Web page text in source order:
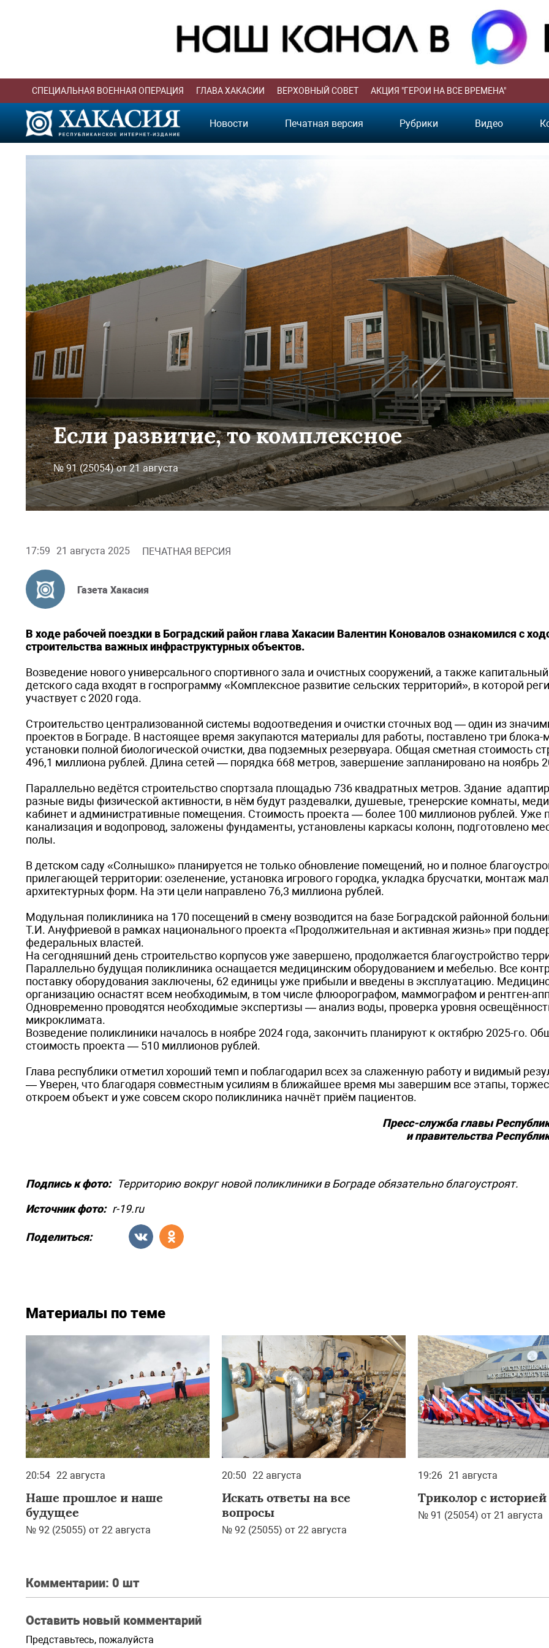
СПЕЦИАЛЬНАЯ ВОЕННАЯ ОПЕРАЦИЯ ГЛАВА ХАКАСИИ ВЕРХОВНЫЙ СОВЕТ АКЦИЯ "ГЕРОИ НА ВСЕ ВРЕМЕНА"
Новости Печатная версия Рубрики Видео
Если развитие, то комплексное
№ 91 (25054) от 21 августа
17:59 21 августа 2025 ПЕЧАТНАЯ ВЕРСИЯ
Газета Хакасия
В ходе рабочей поездки в Боградский район глава Хакасии Валентин Коновалов ознакомился с
строительства важных инфраструктурных объектов.
Возведение нового универсального спортивного зала и очистных сооружений, а также
детского сада входят в госпрограмму «Комплексное развитие сельских территорий», в которой
участвует с 2020 года.
Строительство централизованной системы водоотведения и очистки сточных вод — один из
проектов в Бограде. В настоящее время закупаются материалы для работы, поставлено три блока-
установки полной биологической очистки, два подземных резервуара. Общая сметная стоимость
496,1 миллиона рублей. Длина сетей — порядка 668 метров, завершение запланировано на ноябрь
Параллельно ведётся строительство спортзала площадью 736 квадратных метров. Здание
разные виды физической активности, в нём будут раздевалки, душевые, тренерские комнаты,
кабинет и административные помещения. Стоимость проекта — более 100 миллионов рублей. Уже
канализация и водопровод, заложены фундаменты, установлены каркасы колонн, подготовлено
полы.
В детском саду «Солнышко» планируется не только обновление помещений, но и полное
прилегающей территории: озеленение, установка игрового городка, укладка брусчатки, монтаж
архитектурных форм. На эти цели направлено 76,3 миллиона ­рублей.
Модульная поликлиника на 170 посещений в смену возводится на базе Боградской районной
Т.И. Ануфриевой в рамках национального проекта «Продолжительная и активная жизнь» при
федеральных властей.
На сегодняшний день строительство корпусов уже завершено, продолжается благоустройство
Параллельно будущая поликлиника оснащается медицинским оборудованием и мебелью. Все
поставку оборудования заключены, 62 единицы уже прибыли и введены в эксплуатацию.
организацию оснастят всем необходимым, в том числе флюорографом, маммографом и рентген-
Одновременно проводятся необходимые экспертизы — анализ воды, проверка уровня
микроклимата.
Возведение поликлиники началось в ноябре 2024 года, закончить планируют к октябрю 2025-го.
стоимость проекта — 510 миллионов рублей.
Глава республики отметил хороший темп и поблагодарил всех за слаженную работу и видимый
— Уверен, что благодаря совместным усилиям в ближайшее время мы завершим все этапы,
откроем объект и уже совсем скоро поликлиника начнёт приём пациентов.
Пресс-служба главы
и правительства
Подпись к фото:
Территорию вокруг новой поликлиники в Бограде обязательно благоустроят.
Источник фото: r-19.ru
Поделиться:
Материалы по теме
20:54 22 августа
Наше прошлое и наше
будущее
№ 92 (25055) от 22 августа
20:50 22 августа
Искать ответы на все
вопросы
№ 92 (25055) от 22 августа
19:26 21 августа
Триколор с историей
№ 91 (25054) от 21 августа
Комментарии: 0 шт
Оставить новый комментарий
Представьтесь, пожалуйста